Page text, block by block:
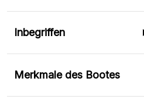
Inbegriffen
Merkmale des Bootes